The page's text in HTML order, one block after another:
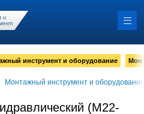
и
инструмент и оборудование
Монтажный инструмент и оборудование
(М22-